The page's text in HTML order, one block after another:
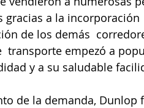
gracias a la
de los demás
transporte empezó a
y a su saludable
de la demanda,